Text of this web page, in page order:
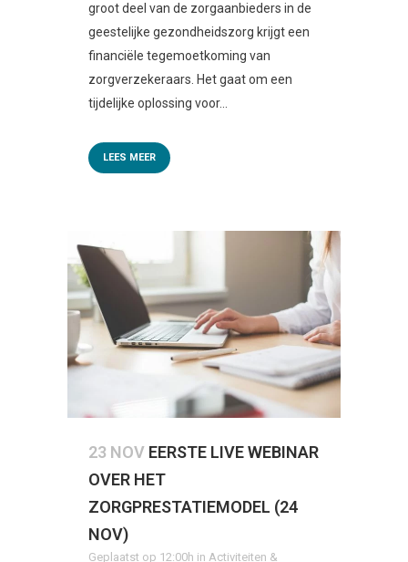
groot deel van de zorgaanbieders in de
geestelijke gezondheidszorg krijgt een
financiële tegemoetkoming van
zorgverzekeraars. Het gaat om een
tijdelijke oplossing voor...
LEES MEER
23 NOV EERSTE LIVE WEBINAR
OVER HET
ZORGPRESTATIEMODEL (24
NOV)
Geplaatst op 12:00h in Activiteiten &